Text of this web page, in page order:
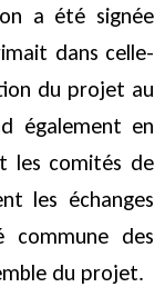
a été signée
dans celle-
du projet au
également en
les comités de
les échanges
des
du projet.